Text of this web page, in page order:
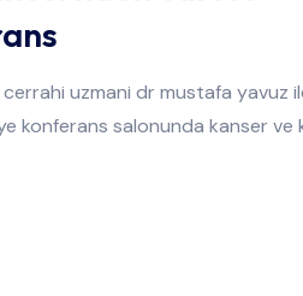
uzmani dr mustafa yavuz
konferans salonunda kanser ve